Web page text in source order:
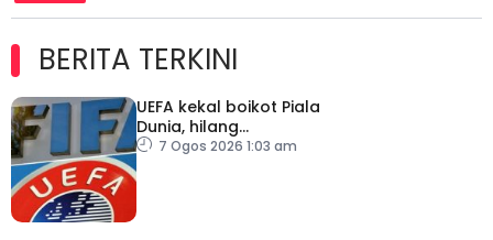
BERITA TERKINI
UEFA kekal boikot Piala
Dunia, hilang
kepercayaan kepada
7 Ogos 2026 1:03 am